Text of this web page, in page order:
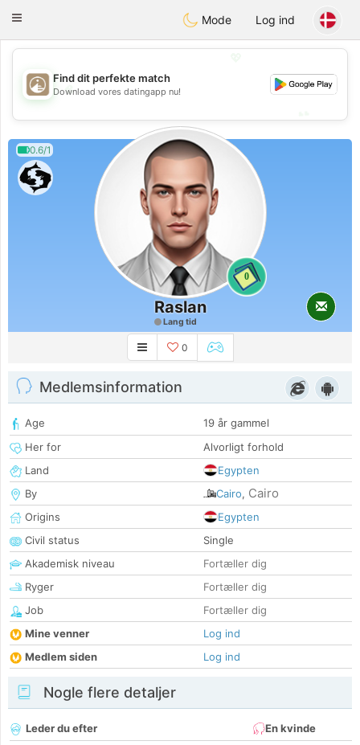
ahebik
Toggle
Mode Log ind
💕
Find dit perfekte match
Download vores datingapp nu!
0.6/1
0
Raslan
Lang tid
0
Medlemsinformation
Age
19 år gammel
Her for
Alvorligt forhold
Land
Egypten
By
Cairo, Cairo
Origins
Egypten
Civil status
Single
Akademisk niveau
Fortæller dig
Ryger
Fortæller dig
Job
Fortæller dig
Mine venner
Log ind
Medlem siden
Log ind
Nogle flere detaljer
Leder du efter
En kvinde